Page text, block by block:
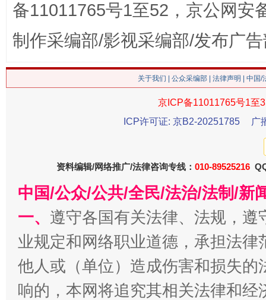
今
习近平的博鳌关键词
魏明亮
备11011765号1至52，京公网安
制作采编部/影视采编部/发布广
关于我们 公众采编部 法律声明 | 中国
京ICP备11011765号1至
ICP许可证: 京B2-20251785
广
资料编辑/网络推广/法律咨询专线： 010-89525216
中国/公众/公共/全民/法治/法制/新
一、 遵守各国有关法律、法规，
业规定和网络职业道德，承担法
他人或（单位）造成伤害和损失
响的，本网将追究其相关法律和